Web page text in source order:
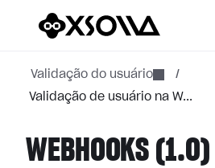
Validação do usuário
/
Validação de usuário na W...
WEBHOOKS (1.0)